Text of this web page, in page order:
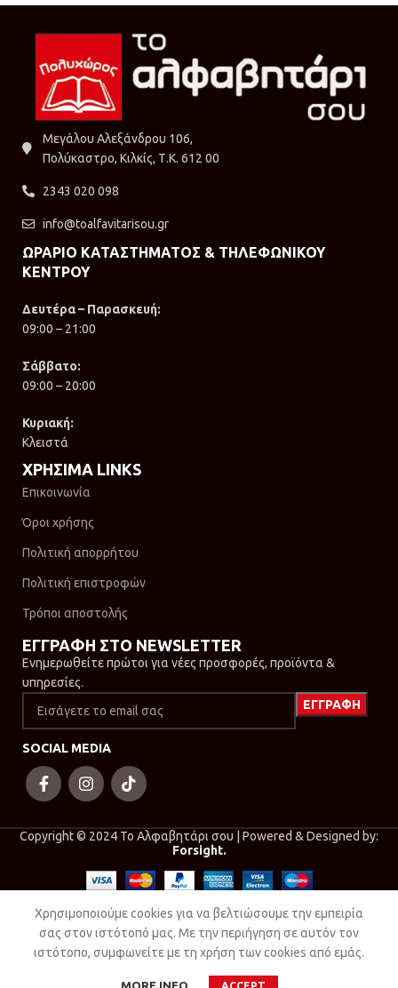
Μεγάλου Αλεξάνδρου 106,
Πολύκαστρο, Κιλκίς, Τ.Κ. 612 00
2343 020 098
info@toalfavitarisou.gr
ΩΡΑΡΙΟ ΚΑΤΑΣΤΗΜΑΤΟΣ & ΤΗΛΕΦΩΝΙΚΟΥ
ΚΕΝΤΡΟΥ
Δευτέρα – Παρασκευή:
09:00 – 21:00
Σάββατο:
09:00 – 20:00
Κυριακή:
Κλειστά
ΧΡΗΣΙΜΑ LINKS
Επικοινωνία
Όροι χρήσης
Πολιτική απορρήτου
Πολιτική επιστροφών
Τρόποι αποστολής
ΕΓΓΡΑΦΗ ΣΤΟ NEWSLETTER
Ενημερωθείτε πρώτοι για νέες προσφορές, προϊόντα &
υπηρεσίες.
SOCIAL MEDIA
Copyright © 2024 Το Αλφαβητάρι σου | Powered & Designed by:
Forsight.
Χρησιμοποιούμε cookies για να βελτιώσουμε την εμπειρία
σας στον ιστότοπό μας. Με την περιήγηση σε αυτόν τον
ιστότοπο, συμφωνείτε με τη χρήση των cookies από εμάς.
MORE INFO ACCEPT